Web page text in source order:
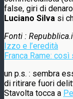
false, giri di
Luciano Silva si
Fonti :
Izzo e l’eredità
Franca Rame:
un p.s. : sembra
di ritirare fuori
Stavolta tocca a